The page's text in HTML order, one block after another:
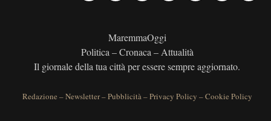
MaremmaOggi
Politica – Cronaca – Attualità
Il giornale della tua città per essere sempre aggiornato.
Redazione –Newsletter–Pubblicità–Privacy Policy –Cookie Policy